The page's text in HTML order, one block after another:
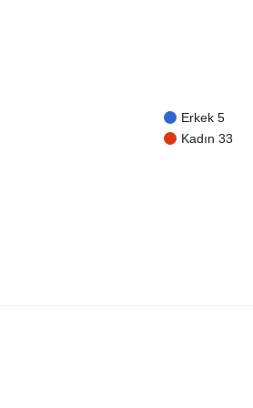
Erkek 5
Kadın 33